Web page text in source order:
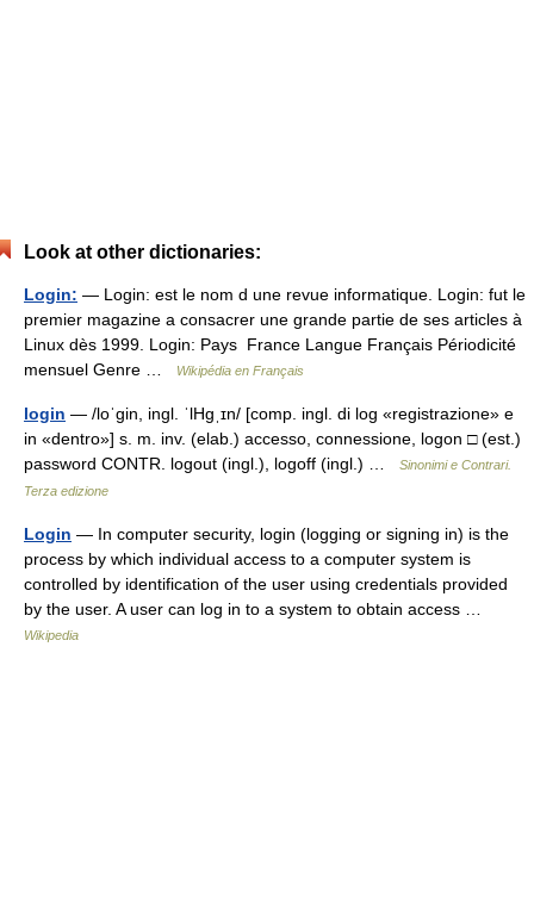
Look at other dictionaries:
Login: — Login: est le nom d une revue informatique. Login: fut le
premier magazine a consacrer une grande partie de ses articles à
Linux dès 1999. Login: Pays France Langue Français Périodicité
mensuel Genre …
Wikipédia en Français
login — /loˈɡin, ingl. ˈlHɡˌɪn/ [comp. ingl. di log «registrazione» e
in «dentro»] s. m. inv. (elab.) accesso, connessione, logon □ (est.)
password CONTR. logout (ingl.), logoff (ingl.) …
Sinonimi e Contrari.
Terza edizione
Login — In computer security, login (logging or signing in) is the
process by which individual access to a computer system is
controlled by identification of the user using credentials provided
by the user. A user can log in to a system to obtain access …
Wikipedia